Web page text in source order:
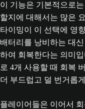
이 기능은 기본적으로
할지에 대해서는 많은
타이밍이 이 선택에 영
배터리를 낭비하는 대
하여 회복한다는 의미
로 4개 사용할 때 회복
더 부드럽고 덜 번거롭
플레이어들은 이어서